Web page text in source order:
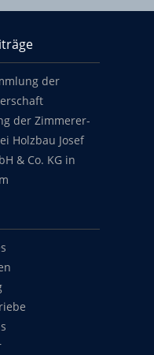
der
der Zimmerer-
Holzbau Josef
& Co. KG in